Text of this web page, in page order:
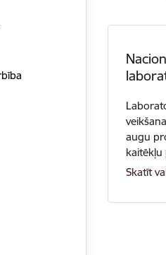
augu
kaitēkļu
Skatīt